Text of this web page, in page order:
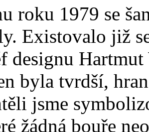
roku 1979 se
Existovalo již
designu
byla tvrdší,
jsme
žádná bouře